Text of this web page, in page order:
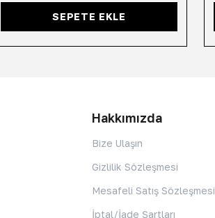
SEPETE EKLE
Hakkımızda
Bize Ulaşın
Gizlilik Sözleşmesi
Mesafeli Satış Sözleşmesi
İptal/İade Şartları